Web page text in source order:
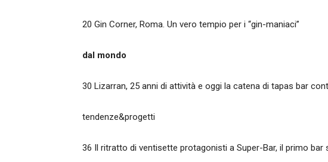
20 Gin Corner, Roma. Un vero tempio per i “gin-maniaci”
dal mondo
30 Lizarran, 25 anni di attività e oggi la catena di tapas bar
tendenze&progetti
36 Il ritratto di ventisette protagonisti a Super-Bar, il primo bar